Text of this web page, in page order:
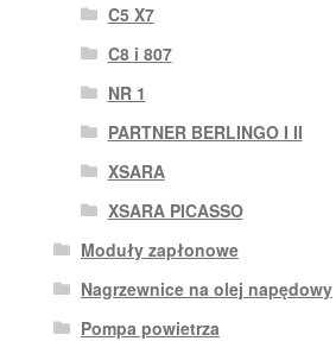
C5 X7
C8 i 807
NR 1
PARTNER BERLINGO I II
XSARA
XSARA PICASSO
Moduły zapłonowe
Nagrzewnice na olej napędowy
Pompa powietrza